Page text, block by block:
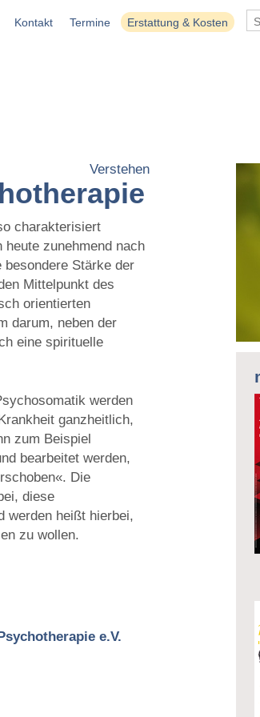
Kontakt Termine Erstattung & Kosten
Verstehen
charakterisiert
zunehmend nach
Stärke der
Mittelpunkt des
orientierten
darum, neben der
eine spirituelle
werden
ganzheitlich,
zum Beispiel
bearbeitet werden,
Die
diese
werden heißt hierbei,
zu wollen.
e.V.